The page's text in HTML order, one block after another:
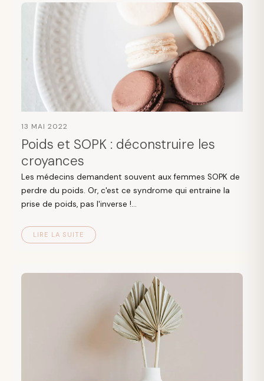
13 MAI 2022
Poids et SOPK : déconstruire les
croyances
Les médecins demandent souvent aux femmes SOPK de
perdre du poids. Or, c'est ce syndrome qui entraine la
prise de poids, pas l'inverse !...
LIRE LA SUITE